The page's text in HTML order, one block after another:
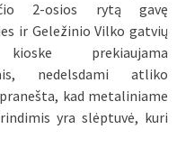
2-osios rytą gavę
ir Geležinio Vilko gatvių
prekiaujama
nedelsdami atliko
kad metaliniame
yra slėptuvė, kuri